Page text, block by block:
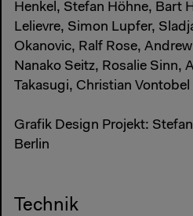
Henkel, Stefan Höhne, Bart
Lelievre, Simon Lupfer,
Okanovic, Ralf Rose,
Nanako Seitz, Rosalie Sinn,
Takasugi, Christian Vontobel
Grafik Design Projekt:
Berlin
Technik